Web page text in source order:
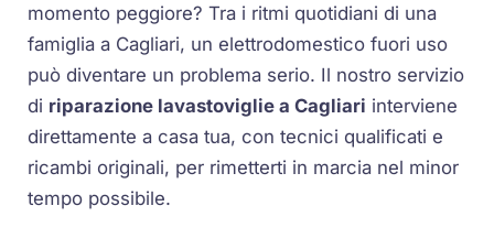
momento peggiore? Tra i ritmi quotidiani di una
famiglia a Cagliari, un elettrodomestico fuori uso
può diventare un problema serio. Il nostro servizio
di riparazione lavastoviglie a Cagliari interviene
direttamente a casa tua, con tecnici qualificati e
ricambi originali, per rimetterti in marcia nel minor
tempo possibile.